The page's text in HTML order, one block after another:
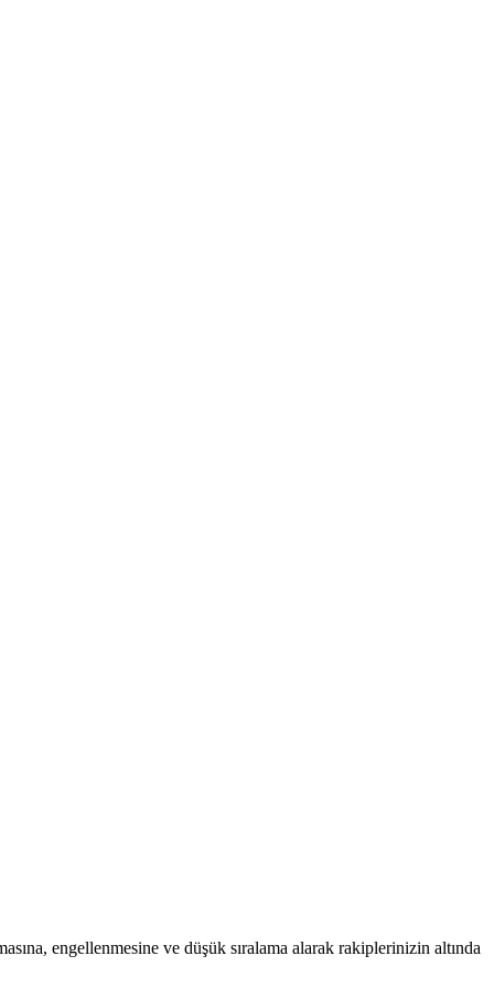
engellenmesine ve düşük sıralama alarak rakiplerinizin altında